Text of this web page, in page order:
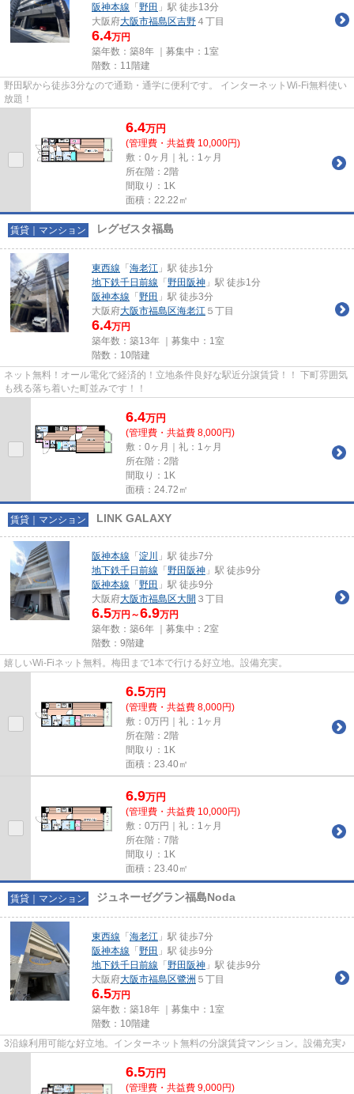
阪神本線 「 野田 」駅 徒歩13分
大阪府大阪市福島区吉野 ４丁目
6.4万円
築年数：築8年 ｜募集中： 1室
階数：11階建
野田駅から徒歩3分なので通勤・通学に便利です。 インターネットWi-Fi無料使い
放題！
6.4万円
(管理費・共益費 10,000円)
敷：0ヶ月｜礼：1ヶ月
所在階：2階
間取り：1K
面積：22.22㎡
賃貸｜マンション レグゼスタ福島
東西線 「 海老江 」駅 徒歩1分
地下鉄千日前線 「 野田阪神 」駅 徒歩1分
阪神本線 「 野田 」駅 徒歩3分
大阪府大阪市福島区海老江 ５丁目
6.4万円
築年数：築13年 ｜募集中： 1室
階数：10階建
ネット無料！オール電化で経済的！立地条件良好な駅近分譲賃貸！！ 下町雰囲気
も残る落ち着いた町並みです！！
6.4万円
(管理費・共益費 8,000円)
敷：0ヶ月｜礼：1ヶ月
所在階：2階
間取り：1K
面積：24.72㎡
賃貸｜マンション LINK GALAXY
阪神本線 「 淀川
」駅 徒歩7分
地下鉄千日前線 「 野田阪神 」駅 徒歩9分
阪神本線 「 野田 」駅 徒歩9分
大阪府大阪市福島区大開 ３丁目
6.5万円～6.9万円
築年数：築6年 ｜募集中： 2室
階数：9階建
嬉しいWi-Fiネット無料。梅田まで1本で行ける好立地。設備充実。
6.5万円
(管理費・共益費 8,000円)
敷：0万円｜礼：1ヶ月
所在階：2階
間取り：1K
面積：23.40㎡
6.9万円
(管理費・共益費 10,000円)
敷：0万円｜礼：1ヶ月
所在階：7階
間取り：1K
面積：23.40㎡
賃貸｜マンション ジュネーゼグラン福島Noda
東西線 「 海老江 」駅 徒歩7分
阪神本線 「 野田 」駅 徒歩9分
地下鉄千日前線 「 野田阪神 」駅 徒歩9分
大阪府大阪市福島区鷺洲 ５丁目
6.5万円
築年数：築18年 ｜募集中： 1室
階数：10階建
3沿線利用可能な好立地。インターネット無料の分譲賃貸マンション。設備充実♪
6.5万円
(管理費・共益費 9,000円)